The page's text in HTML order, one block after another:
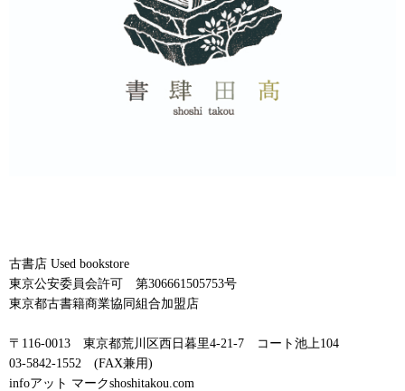
古書店 Used bookstore
東京公安委員会許可 第306661505753号
東京都古書籍商業協同組合加盟店
〒116-0013 東京都荒川区西日暮里4-21-7 コート池上104
03-5842-1552 (FAX兼用)
infoアット マークshoshitakou.com